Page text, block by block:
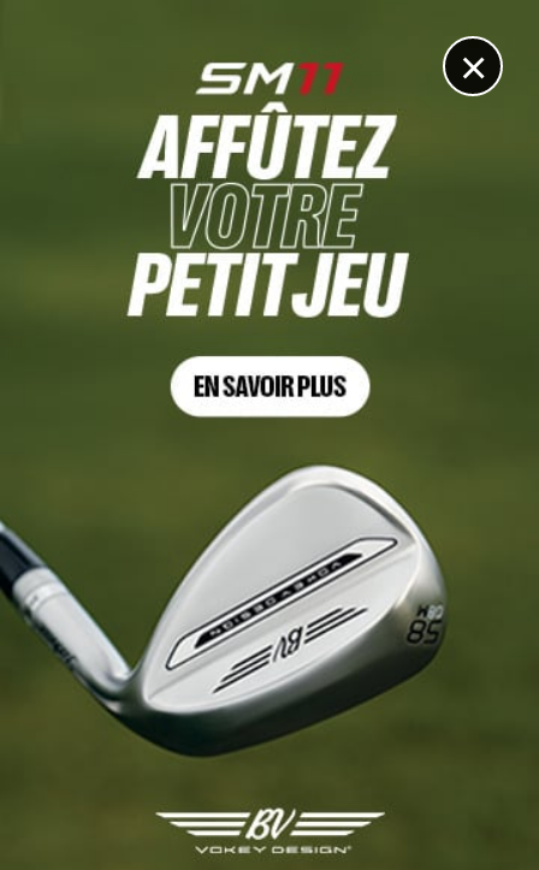
×
MEDIA
“Canal, c’est ma vie, c’est horrible”, le rédacteur en
chef de Golf+, Thierry David, mis sur la touche par
Canal+
12 NOVEMBRE 2024